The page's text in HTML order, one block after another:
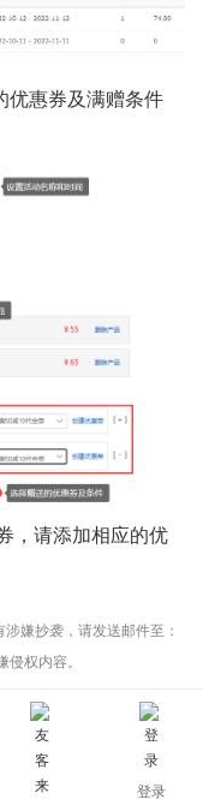
优惠券及满赠条件
，请添加相应的优
嫌抄袭，请发送邮件至：
侵权内容。
登录